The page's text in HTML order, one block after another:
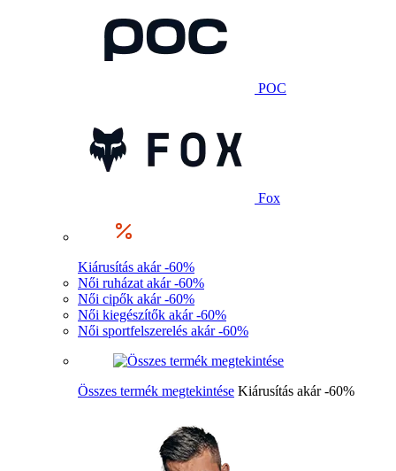
POC
Fox
Kiárusítás akár -60%
Női ruházat akár -60%
Női cipők akár -60%
Női kiegészítők akár -60%
Női sportfelszerelés akár -60%
Összes termék megtekintése Kiárusítás akár -60%